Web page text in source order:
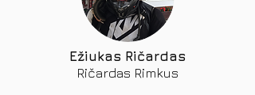
Ežiukas Ričardas
Ričardas Rimkus